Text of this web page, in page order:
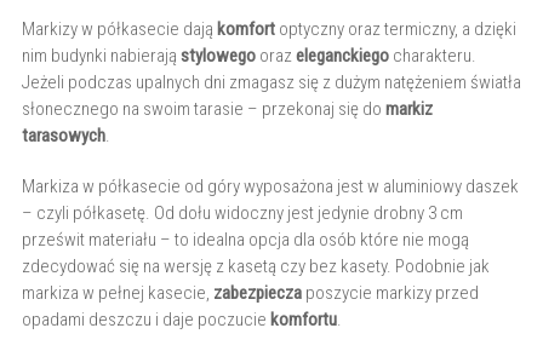
Markizy w półkasecie dają komfortoptyczny oraz termiczny, a dzięki
nim budynki nabierają stylowegoorazeleganckiegocharakteru.
Jeżeli podczas upalnych dni zmagasz się z dużym natężeniem światła
słonecznego na swoim tarasie – przekonaj się do markiz
tarasowych.
Markiza w półkasecie od góry wyposażona jest w aluminiowy daszek
– czyli półkasetę. Od dołu widoczny jest jedynie drobny 3 cm
prześwit materiału – to idealna opcja dla osób które nie mogą
zdecydować się na wersję z kasetą czy bez kasety. Podobnie jak
markiza w pełnej kasecie, zabezpieczaposzycie markizy przed
opadami deszczu i daje poczucie komfortu.